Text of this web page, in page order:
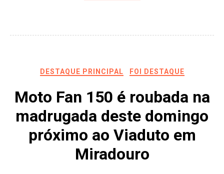
DESTAQUE PRINCIPAL FOI DESTAQUE
Moto Fan 150 é roubada na
madrugada deste domingo
próximo ao Viaduto em
Miradouro